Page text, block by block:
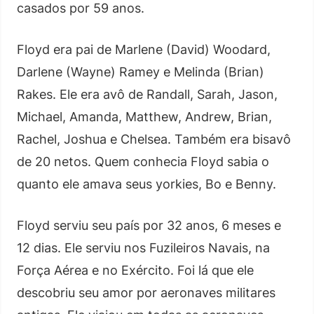
casados por 59 anos.
Floyd era pai de Marlene (David) Woodard,
Darlene (Wayne) Ramey e Melinda (Brian)
Rakes. Ele era avô de Randall, Sarah, Jason,
Michael, Amanda, Matthew, Andrew, Brian,
Rachel, Joshua e Chelsea. Também era bisavô
de 20 netos. Quem conhecia Floyd sabia o
quanto ele amava seus yorkies, Bo e Benny.
Floyd serviu seu país por 32 anos, 6 meses e
12 dias. Ele serviu nos Fuzileiros Navais, na
Força Aérea e no Exército. Foi lá que ele
descobriu seu amor por aeronaves militares